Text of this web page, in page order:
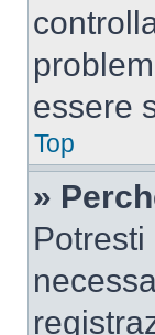
essere
Top
»